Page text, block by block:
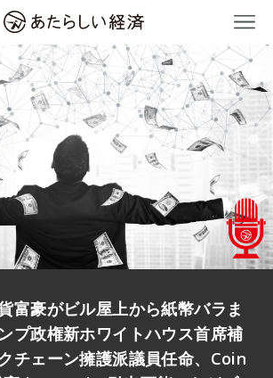
富豪がビル屋上から紙幣バラま
プ政権新ホワイトハウス首席補
チェーン擁護派議員任命、Coin